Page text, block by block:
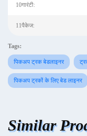
10गारंटी:
11पैकेज:
Tags:
पिकअप ट्रक बेडलाइनर
पिकअप ट्रकों के लिए बेड लाइनर
Similar